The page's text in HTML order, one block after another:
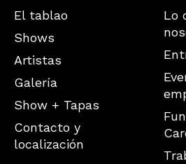
El tablao
Shows
Artistas
Galería
Show + Tapas
Contacto y
localización
Lo